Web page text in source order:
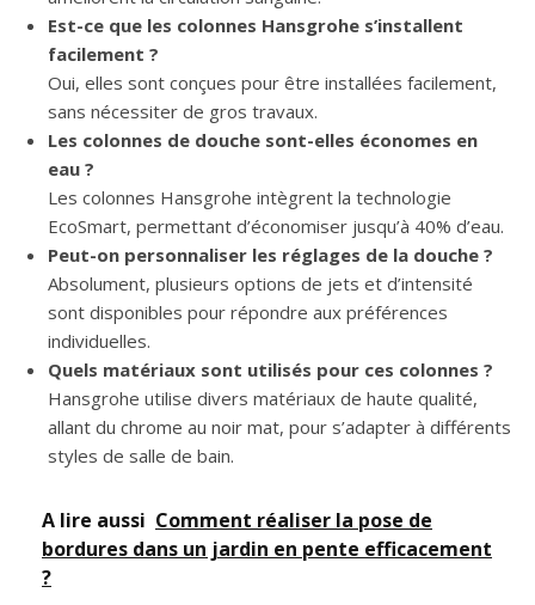
Est-ce que les colonnes Hansgrohe s’installent
facilement ?
Oui, elles sont conçues pour être installées facilement,
sans nécessiter de gros travaux.
Les colonnes de douche sont-elles économes en
eau ?
Les colonnes Hansgrohe intègrent la technologie
EcoSmart, permettant d’économiser jusqu’à 40% d’eau.
Peut-on personnaliser les réglages de la douche ?
Absolument, plusieurs options de jets et d’intensité
sont disponibles pour répondre aux préférences
individuelles.
Quels matériaux sont utilisés pour ces colonnes ?
Hansgrohe utilise divers matériaux de haute qualité,
allant du chrome au noir mat, pour s’adapter à différents
styles de salle de bain.
A lire aussi Comment réaliser la pose de
bordures dans un jardin en pente efficacement
?